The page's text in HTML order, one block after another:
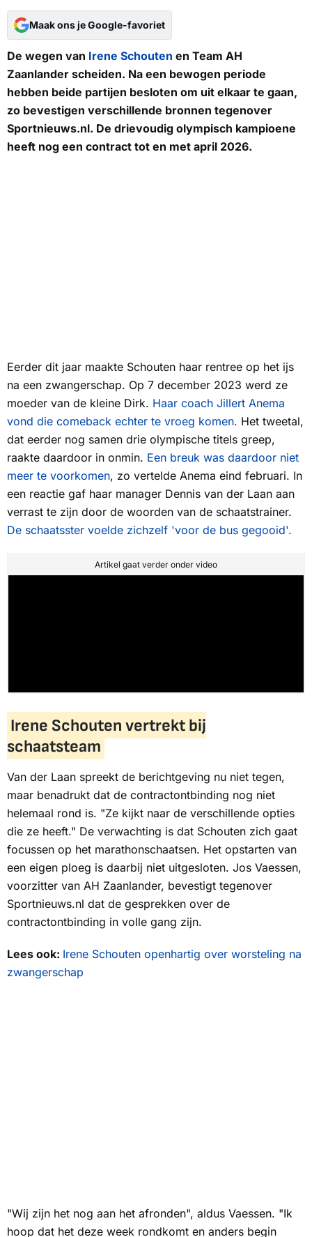
Maak ons je Google-favoriet
De wegen van Irene Schouten en Team AH
Zaanlander scheiden. Na een bewogen periode
hebben beide partijen besloten om uit elkaar te gaan,
zo bevestigen verschillende bronnen tegenover
Sportnieuws.nl. De drievoudig olympisch kampioene
heeft nog een contract tot en met april 2026.
Eerder dit jaar maakte Schouten haar rentree op het ijs
na een zwangerschap. Op 7 december 2023 werd ze
moeder van de kleine Dirk. Haar coach Jillert Anema
vond die comeback echter te vroeg komen. Het tweetal,
dat eerder nog samen drie olympische titels greep,
raakte daardoor in onmin. Een breuk was daardoor niet
meer te voorkomen, zo vertelde Anema eind februari. In
een reactie gaf haar manager Dennis van der Laan aan
verrast te zijn door de woorden van de schaatstrainer.
De schaatsster voelde zichzelf 'voor de bus gegooid'.
Artikel gaat verder onder video
Irene Schouten vertrekt bij
schaatsteam
Van der Laan spreekt de berichtgeving nu niet tegen,
maar benadrukt dat de contractontbinding nog niet
helemaal rond is. "Ze kijkt naar de verschillende opties
die ze heeft." De verwachting is dat Schouten zich gaat
focussen op het marathonschaatsen. Het opstarten van
een eigen ploeg is daarbij niet uitgesloten. Jos Vaessen,
voorzitter van AH Zaanlander, bevestigt tegenover
Sportnieuws.nl dat de gesprekken over de
contractontbinding in volle gang zijn.
Lees ook: Irene Schouten openhartig over worsteling na
zwangerschap
"Wij zijn het nog aan het afronden", aldus Vaessen. "Ik
hoop dat het deze week rondkomt en anders begin